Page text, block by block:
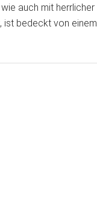
auch mit
bedeckt von